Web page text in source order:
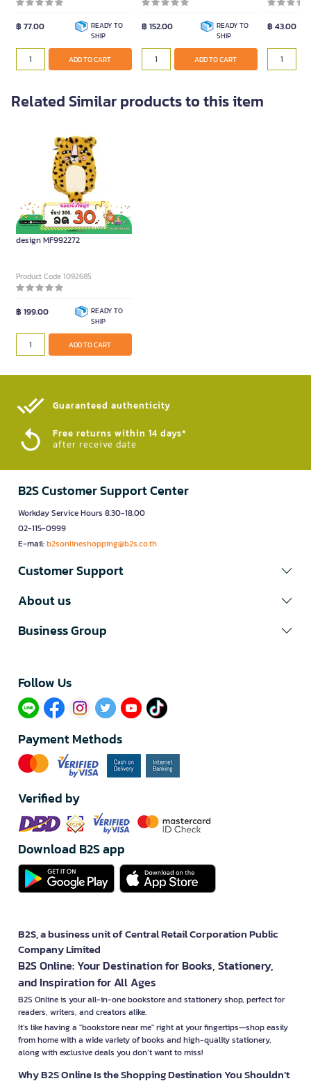
฿ 77.00
READY TO
SHIP
ADD TO CART
฿ 152.00
READY TO
SHIP
ADD TO CART
฿ 43.00
Related Similar products to this item
ME.STYLE Pencil bag Leopard
design MF992272
Product Code 1092685
฿ 199.00
READY TO
SHIP
ADD TO CART
Guaranteed authenticity​
Free returns within 14 days*
after receive date
B2S Customer Support Center
Workday Service Hours 8.30-18.00
02-115-0999
E-mail:b2sonlineshopping@b2s.co.th
Customer Support
About us
Business Group
Follow Us​
Payment Methods
Verified by
Download B2S app
B2S, a business unit of Central Retail Corporation Public
Company Limited
B2S Online: Your Destination for Books, Stationery,
and Inspiration for All Ages
B2S Online is your all-in-one bookstore and stationery shop, perfect for
readers, writers, and creators alike.
It’s like having a "bookstore near me" right at your fingertips—shop easily
from home with a wide variety of books and high-quality stationery,
along with exclusive deals you don’t want to miss!
Why B2S Online Is the Shopping Destination You Shouldn’t